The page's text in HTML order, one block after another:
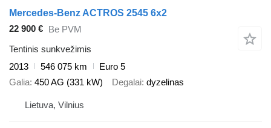
Mercedes-Benz ACTROS 2545 6x2
22 900 € Be PVM
Tentinis sunkvežimis
2013
546 075 km
Euro 5
Galia 450 AG (331 kW) Degalai dyzelinas
Lietuva, Vilnius